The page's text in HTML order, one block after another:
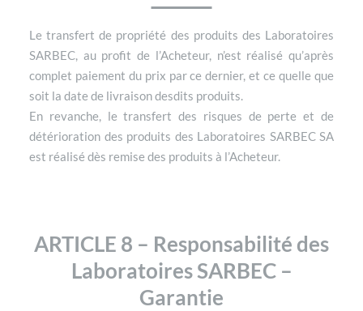
Le transfert de propriété des produits des Laboratoires
SARBEC, au profit de l’Acheteur, n’est réalisé qu’après
complet paiement du prix par ce dernier, et ce quelle que
soit la date de livraison desdits produits.
En revanche, le transfert des risques de perte et de
détérioration des produits des Laboratoires SARBEC SA
est réalisé dès remise des produits à l’Acheteur.
ARTICLE 8 – Responsabilité des
Laboratoires SARBEC –
Garantie